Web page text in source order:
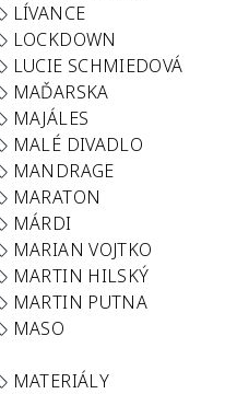
LÍVANCE
LOCKDOWN
LUCIE SCHMIEDOVÁ
MAĎARSKA
MAJÁLES
MALÉ DIVADLO
MANDRAGE
MARATON
MÁRDI
MARIAN VOJTKO
MARTIN HILSKÝ
MARTIN PUTNA
MASO
MATERIÁLY